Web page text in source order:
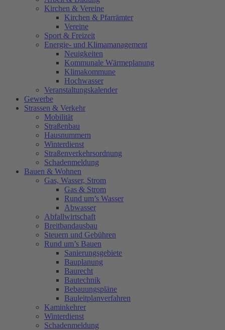
Kirchen & Vereine
Kirchen & Pfarrämter
Vereine
Sport & Freizeit
Energie- und Klimamanagement
Neuigkeiten
Kommunale Wärmeplanung
Klimakommune
Hochwasser
Veranstaltungskalender
Gewerbe
Strassen & Verkehr
Mobilität
Straßenbau
Hausnummern
Winterdienst
Straßenverkehrsordnung
Schadenmeldung
Bauen & Wohnen
Gas, Wasser, Strom
Gas & Strom
Rund um’s Wasser
Abwasser
Abfallwirtschaft
Breitbandausbau
Steuern und Gebühren
Rund um’s Bauen
Sanierungsgebiete
Bauplanung
Baurecht
Bautechnik
Bebauungspläne
Bauleitplanverfahren
Kaminkehrer
Winterdienst
Schadenmeldung